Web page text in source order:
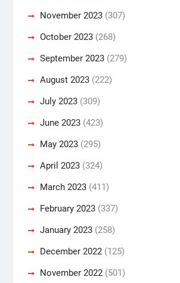
November 2023(307)
October 2023(268)
September 2023(279)
August 2023(222)
July 2023(309)
June 2023(423)
May 2023(295)
April 2023(324)
March 2023(411)
February 2023(337)
January 2023(258)
December 2022(125)
November 2022(501)